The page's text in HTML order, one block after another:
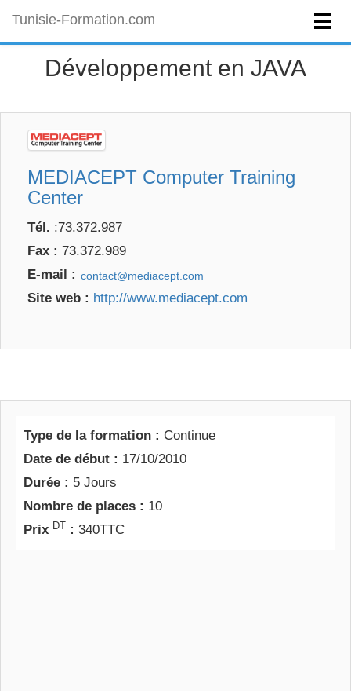
Tunisie-Formation.com
Développement en JAVA
MEDIACEPT Computer Training
Center
Tél. :73.372.987
Fax : 73.372.989
E-mail :
Site web : http://www.mediacept.com
Type de la formation : Continue
Date de début : 17/10/2010
Durée : 5 Jours
Nombre de places : 10
Prix DT : 340TTC